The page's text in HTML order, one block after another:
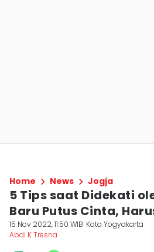
Home News Jogja
5 Tips saat Didekati
Baru Putus Cinta,
15 Nov 2022, 11:50 WIB Kota Yogyakarta
Abdi K Tresna